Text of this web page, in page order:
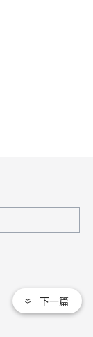
下一篇